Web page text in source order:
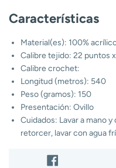
Características
Material(es): 100%
Calibre tejido: 22 puntos
Calibre crochet:
Longitud (metros): 540
Peso (gramos): 150
Presentación: Ovillo
Cuidados: Lavar a mano
retorcer, lavar con agua